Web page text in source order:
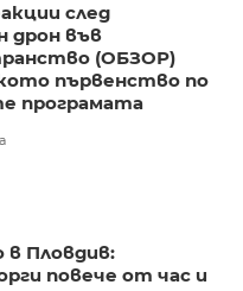
след
дрон във
(ОБЗОР)
първенство по
програмата
Пловдив:
повече от час и